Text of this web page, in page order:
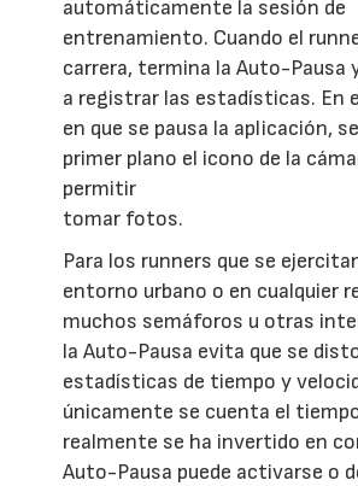
automáticamente la sesión de
entrenamiento. Cuando el
carrera, termina la Auto-Pausa
a registrar las estadísticas. En
en que se pausa la aplicación,
primer plano el icono de la
permitir
tomar fotos.
Para los runners que se
entorno urbano o en cualquier
muchos semáforos u otras
la Auto-Pausa evita que se
estadísticas de tiempo y
únicamente se cuenta el
realmente se ha invertido en
Auto-Pausa puede activarse o